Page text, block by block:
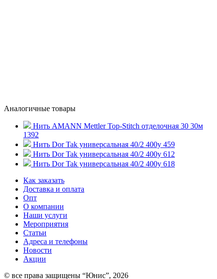
Аналогичные товары
Нить AMANN Mettler Top-Stitch отделочная 30 30м
1392
Нить Dor Tak универсальная 40/2 400y 459
Нить Dor Tak универсальная 40/2 400y 612
Нить Dor Tak универсальная 40/2 400y 618
Как заказать
Доставка и оплата
Опт
О компании
Наши услуги
Мероприятия
Статьи
Адреса и телефоны
Новости
Акции
© все права защищены “Юнис”, 2026